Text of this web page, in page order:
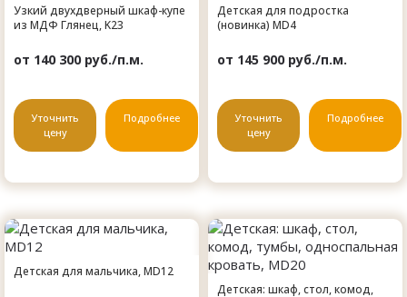
Узкий двухдверный шкаф-купе
из МДФ Глянец, K23
от 140 300 руб./п.м.
Уточнить
цену
Подробнее
Детская для подростка
(новинка) MD4
от 145 900 руб./п.м.
Уточнить
цену
Подробнее
Детская для мальчика, MD12
Детская: шкаф, стол, комод,